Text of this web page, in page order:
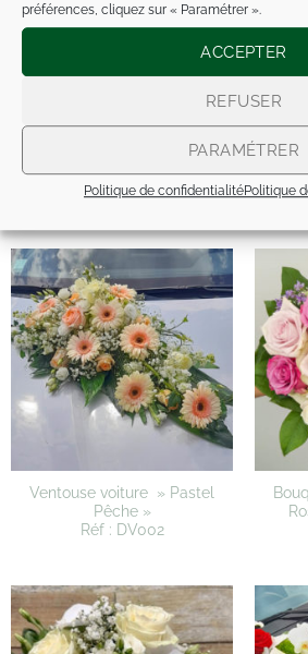
préférences, cliquez sur « Paramétrer ».
ACCEPTER
REFUSER
PARAMÉTRER
Politique de confidentialitéPolitique
NAISSANCE / BAPTÊME
NOS COMPOS ARTIFICIELLES
Ventouse voiture » Pastel
Pêche »
Réf : DV002